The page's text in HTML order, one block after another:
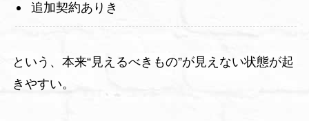
追加契約ありき
という、本来“見えるべきもの”が見えない状態が起
きやすい。